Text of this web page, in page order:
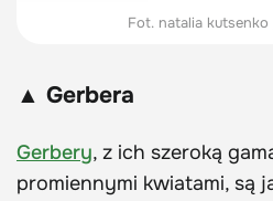
Fot. natalia
▲ Gerbera
Gerbery, z ich szeroką
promiennymi kwiatami, są